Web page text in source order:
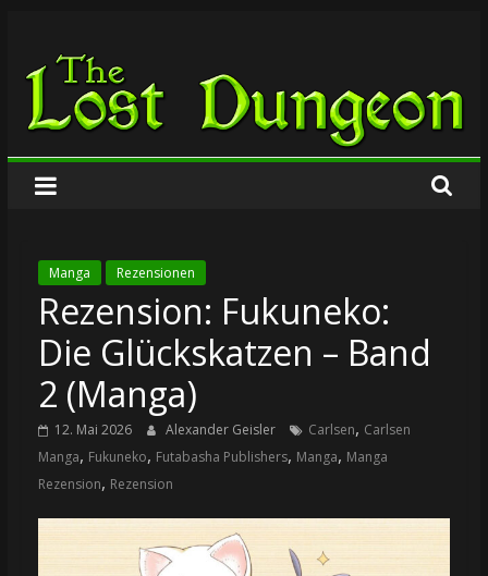
springen
The
Lost
Dungeon
Manga Rezensionen
Rezension: Fukuneko:
Die Glückskatzen – Band
2 (Manga)
12. Mai 2026 Alexander Geisler Carlsen, Carlsen
Manga, Fukuneko, Futabasha Publishers, Manga, Manga
Rezension, Rezension